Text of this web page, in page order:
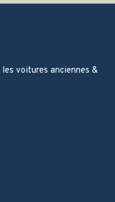
voitures anciennes &